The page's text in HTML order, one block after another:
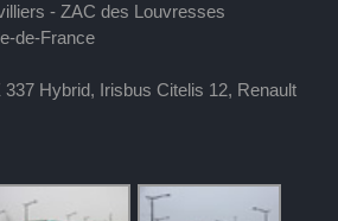
- ZAC des Louvresses
de-France
Hybrid, Irisbus Citelis 12, Renault